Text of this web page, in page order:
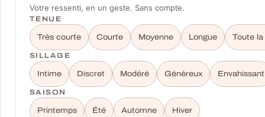
Votre ressenti, en un geste. Sans compte.
TENUE
Très courte Courte Moyenne Longue Toute
SILLAGE
Intime Discret Modéré Généreux Envahissant
SAISON
Printemps Été Automne Hiver